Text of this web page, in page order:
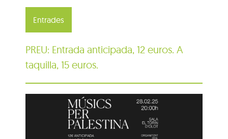
Entrades
PREU: Entrada anticipada, 12 euros. A
taquilla, 15 euros.